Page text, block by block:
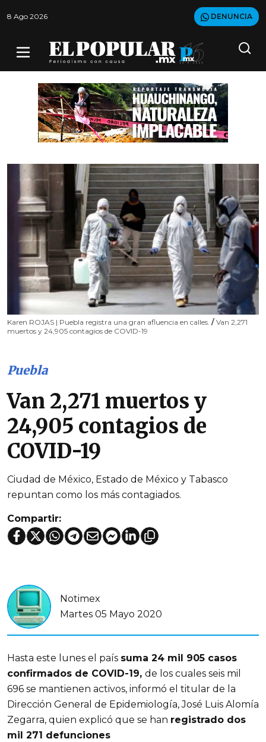
8 Ago 2026 DENUNCIA
Karen ROJAS | Puebla registra una gran afluencia en calles. / Van 2,271
muertos y 24,905 contagios de COVID-19
Puebla
Van 2,271 muertos y
24,905 contagios de
COVID-19
Ciudad de México, Estado de México y Tabasco
repuntan como los más contagiados.
Compartir:
Notimex
Martes 05 Mayo 2020
Hasta este lunes el país suma 24 mil 905 casos
confirmados de COVID-19, de los cuales seis mil
696 se mantienen activos, informó el titular de la
Dirección General de Epidemiología, José Luis Alomía
Zegarra, quien explicó que se han registrado dos
mil 271 defunciones